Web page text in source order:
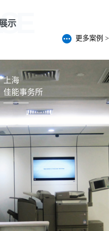
示
更多案例 >
上海
佳能事务所
装饰工
程事业
2012年阿琪玛斯承接佳能上海分
公司事务所装修工程。设计方案
中合理考虑公司各部门之间的空
间关系，高效处理内部动线与外
来动线，并以灵活的模块设计为